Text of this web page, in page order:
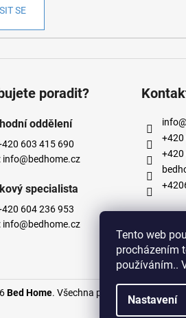
Tento web
procházením
používáním..
Nastavení
SE
poradit?
oddělení
603 415 690
info@bedhome.cz
specialista
604 236 953
info@bedhome.cz
info@
+420
+420
Bed Home. Všechna práva vyhrazena.